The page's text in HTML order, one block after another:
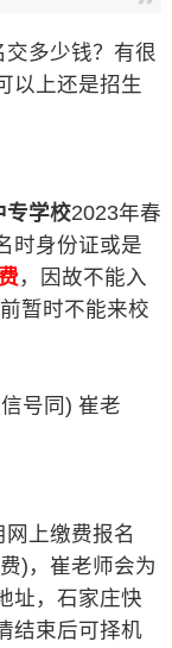
交多少钱？有很
以上还是招生
专学校2023年春
时身份证或是
，因故不能入
暂时不能来校
号同) 崔老
上缴费报名
)，崔老师会为
址，石家庄快
结束后可择机